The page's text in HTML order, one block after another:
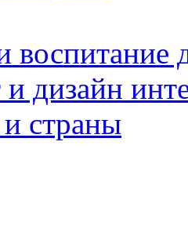
воспитание
дизайн
страны